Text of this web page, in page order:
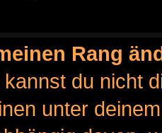
Rang
du nicht
unter